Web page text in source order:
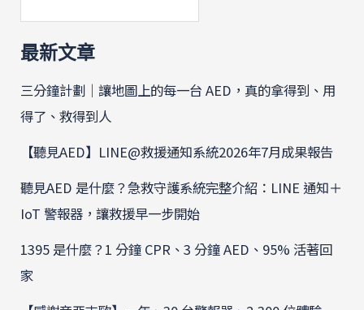
最新文章
三分鐘計劃｜讓地圖上的每一台 AED，真的拿得到、用
得了、救得到人
【聽見AED】LINE@救援通知系統2026年7月成果報告
聽見AED 是什麼？急救守護系統完整介紹：LINE 通知＋
IoT 警報器，讓救援早一步開始
1395 是什麼？1 分鐘 CPR、3 分鐘 AED、95% 活著回
家